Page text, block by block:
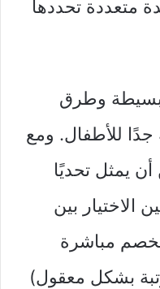
متعددة تحددها
وطرق
للأطفال. ومع
يمثل تحديًا
الاختيار بين
مباشرة
بشكل معقول)